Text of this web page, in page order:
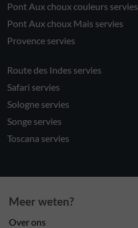
Pont Aux choux couleurs servies
Pont Aux choux Mais servies
Provence servies
Route des Indes servies
Safari servies
Sologne servies
Songe servies
Toscana servies
Meer weten?
Over ons